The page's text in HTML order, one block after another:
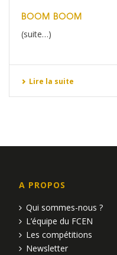
BOOM BOOM
(suite…)
Lire la suite
A PROPOS
Qui sommes-nous ?
L’équipe du FCEN
Les compétitions
Newsletter